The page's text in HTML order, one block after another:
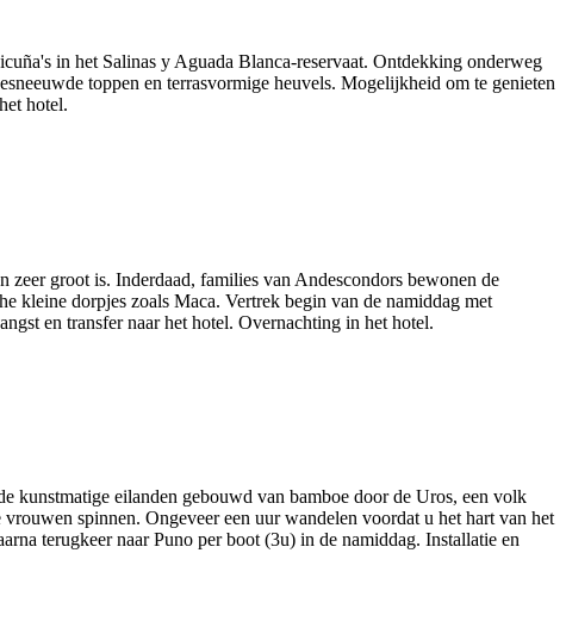
in het Salinas y Aguada Blanca-reservaat. Ontdekking onderweg
toppen en terrasvormige heuvels. Mogelijkheid om te genieten
hotel.
zeer groot is. Inderdaad, families van Andescondors bewonen de
kleine dorpjes zoals Maca. Vertrek begin van de namiddag met
en transfer naar het hotel. Overnachting in het hotel.
kunstmatige eilanden gebouwd van bamboe door de Uros, een volk
spinnen. Ongeveer een uur wandelen voordat u het hart van het
terugkeer naar Puno per boot (3u) in de namiddag. Installatie en